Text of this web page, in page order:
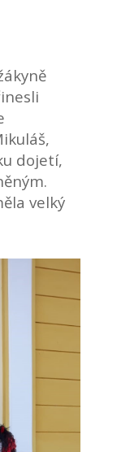
dojetí,
velký